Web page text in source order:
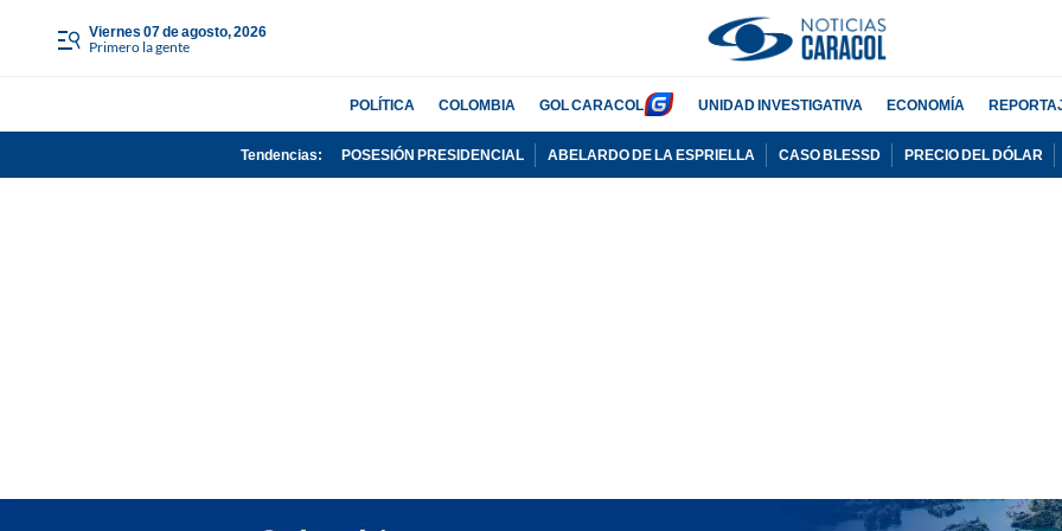
viernes 07 de agosto, 2026
Primero la gente
POLÍTICA COLOMBIA GOL CARACOL UNIDAD INVESTIGATIVA ECONOMÍA
Tendencias: POSESIÓN PRESIDENCIAL ABELARDO DE LA ESPRIELLA CASO BLESSD PRECIO DEL DÓLAR